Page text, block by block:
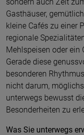
Gasthäuser,
kleine Cafés zu einer
regionale
Mehlspeisen oder ein
Gerade diese
besonderen
nicht darum,
unterwegs bewusst
Besonderheiten zu
Was Sie unterwegs